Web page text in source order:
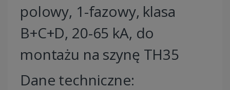
polowy, 1-fazowy, klasa
B+C+D, 20-65 kA, do
montażu na szynę TH35
Dane techniczne: